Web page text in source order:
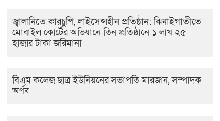
জ্বালানিতে কারচুপি, লাইসেন্সহীন প্রতিষ্ঠান: ঝিনাইগাতীতে
মোবাইল কোর্টের অভিযানে তিন প্রতিষ্ঠানে ১ লাখ ২৫
হাজার টাকা জরিমানা
বিএম কলেজ ছাত্র ইউনিয়নের সভাপতি মারজান, সম্পাদক
অর্ণব